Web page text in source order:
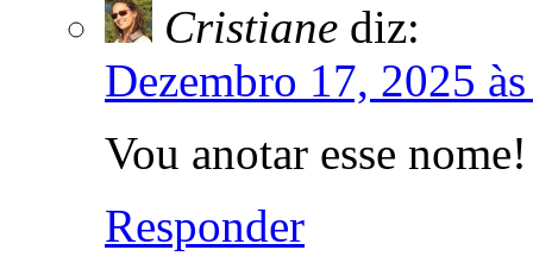
Cristiane diz:
Dezembro 17, 2025
Vou anotar esse
Responder